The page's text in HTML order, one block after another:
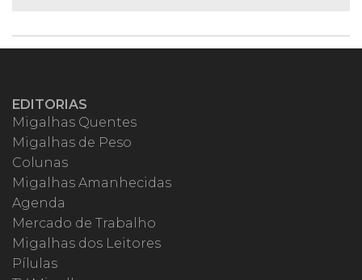
EDITORIAS
Migalhas Quentes
Migalhas de Peso
Colunas
Migalhas Amanhecidas
Agenda
Mercado de Trabalho
Migalhas dos Leitores
Pílulas